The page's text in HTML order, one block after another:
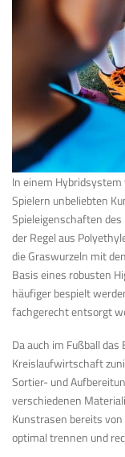
In einem Hybridsystem
Spielern unbeliebten
Spieleigenschaften
der Regel aus
die Graswurzeln mit
Basis eines robusten
häufiger bespielt
fachgerecht entsorgt
Da auch im Fußball
Kreislaufwirtschaft
Sortier- und
verschiedenen
Kunstrasen bereits
optimal trennen und